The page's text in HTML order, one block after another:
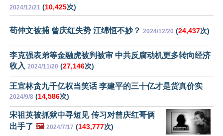
2024/12/21 (10,425次)
苟仲文被捕 曾庆红失势 江绵恒不妙？ 2024/12/20 (24,437次)
李克强表弟等金融虎被判被审 中共反腐动机更多转向经济
收入 2024/11/20 (27,146次)
王宜林贪九千亿权当笑话 李建平的三十亿才是货真价实
2024/9/8 (14,586次)
宋祖英被抓狱中寻短见 传习对曾庆红哥俩
出手了 🖼️ 2024/7/17 (143,777次)